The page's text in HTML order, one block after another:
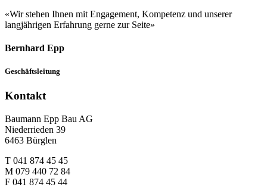
«Wir stehen Ihnen mit Engagement, Kompetenz und unserer
langjährigen Erfahrung gerne zur Seite»
Bernhard Epp
Geschäftsleitung
Kontakt
Baumann Epp Bau AG
Niederrieden 39
6463 Bürglen
T 041 874 45 45
M 079 440 72 84
F 041 874 45 44